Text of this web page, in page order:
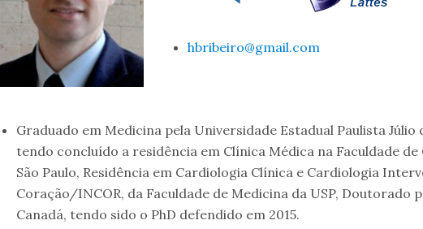
hbribeiro@gmail.com
Graduado em Medicina pela Universidade Estadual Paulista Júlio
tendo concluído a residência em Clínica Médica na Faculdade de
São Paulo, Residência em Cardiologia Clínica e Cardiologia
Coração/INCOR, da Faculdade de Medicina da USP, Doutorado
Canadá, tendo sido o PhD defendido em 2015.